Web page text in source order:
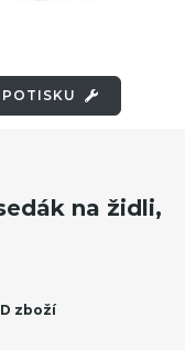
na židli,
zboží